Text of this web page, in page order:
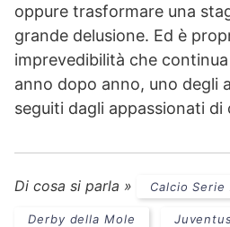
oppure trasformare una
grande delusione. Ed è
imprevedibilità che
anno dopo anno, uno degli
seguiti dagli appassionati di
Di cosa si parla » Calcio Serie
Derby della Mole